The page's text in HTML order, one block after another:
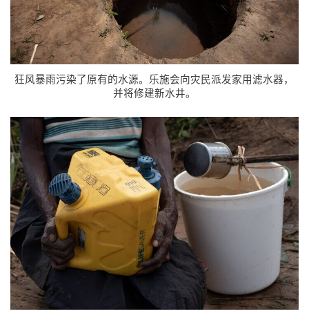
狂风暴雨污染了原有的水源。乐施会向灾民派发家用滤水器，
并将修建新水井。